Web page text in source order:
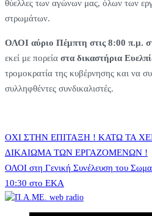
θύελλες των αγώνων μας, όλων των
στρωμάτων.
ΟΛΟΙ αύριο Πέμπτη στις 8:00 π.μ.
εκεί με πορεία στα δικαστήρια
τρομοκρατία της κυβέρνησης και να
συλληφθέντες συνδικαλιστές.
άρθρων
ΟΧΙ ΣΤΗΝ ΕΠΙΤΑΞΗ ! ΚΑΤΩ ΤΑ
ΔΙΚΑΙΩΜΑ ΤΩΝ ΕΡΓΑΖΟΜΕΝΩΝ !
ΟΛΟΙ στη Γενική Συνέλευση του
10:30 στο ΕΚΑ